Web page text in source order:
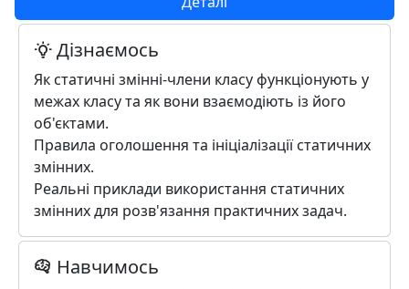
Дізнаємось
Як статичні змінні-члени класу функціонують у
межах класу та як вони взаємодіють із його
об'єктами.
Правила оголошення та ініціалізації статичних
змінних.
Реальні приклади використання статичних
змінних для розв'язання практичних задач.
Навчимось